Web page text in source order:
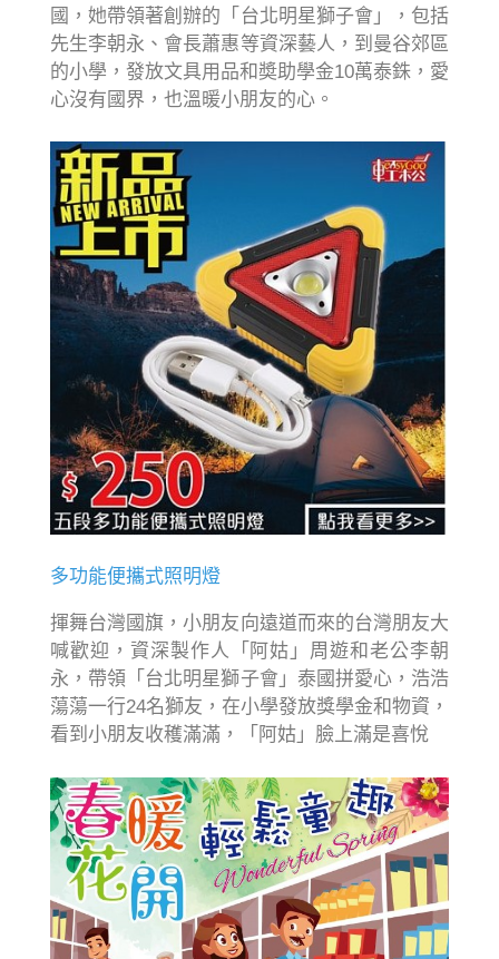
國，她帶領著創辦的「台北明星獅子會」，包括
先生李朝永、會長蕭惠等資深藝人，到曼谷郊區
的小學，發放文具用品和奬助學金10萬泰銖，愛
心沒有國界，也溫暖小朋友的心。
多功能便攜式照明燈
揮舞台灣國旗，小朋友向遠道而來的台灣朋友大
喊歡迎，資深製作人「阿姑」周遊和老公李朝
永，帶領「台北明星獅子會」泰國拼愛心，浩浩
蕩蕩一行24名獅友，在小學發放獎學金和物資，
看到小朋友收穫滿滿，「阿姑」臉上滿是喜悅